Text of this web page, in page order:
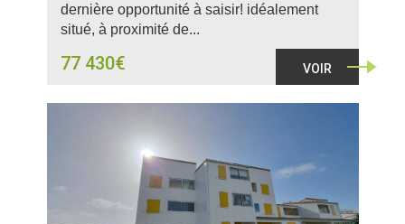
dernière opportunité à saisir! idéalement
situé, à proximité de...
77 430€ VOIR